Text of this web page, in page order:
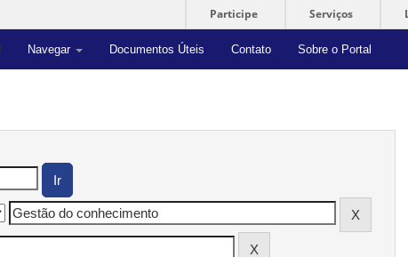
Participe Serviços
Navegar Documentos Úteis Contato Sobre o Portal